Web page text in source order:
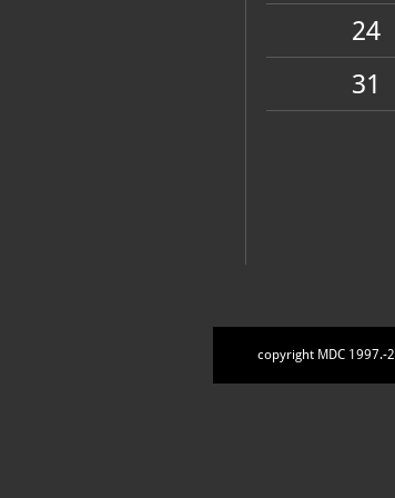
24
31
copyright MDC 1997.-